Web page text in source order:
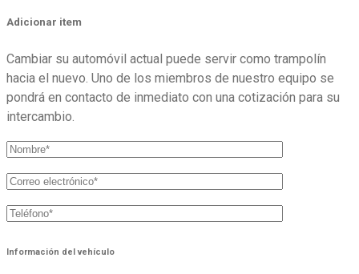
Adicionar item
Cambiar su automóvil actual puede servir como trampolín
hacia el nuevo. Uno de los miembros de nuestro equipo se
pondrá en contacto de inmediato con una cotización para su
intercambio.
Información del vehículo